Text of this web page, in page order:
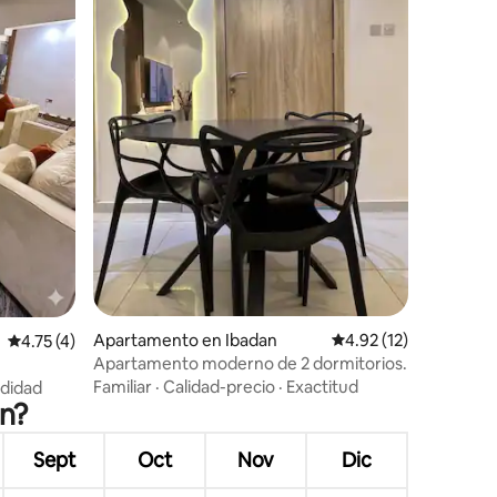
Calificación promedio: 4.75 de 5, 4 reseñas
4.75 (4)
Apartamento en Ibadan Calificación
4.92 (12)
Apartamento moderno de 2 dormitorios.
Familiar · Calidad-precio · Exactitud
Sept Oct Nov Dic